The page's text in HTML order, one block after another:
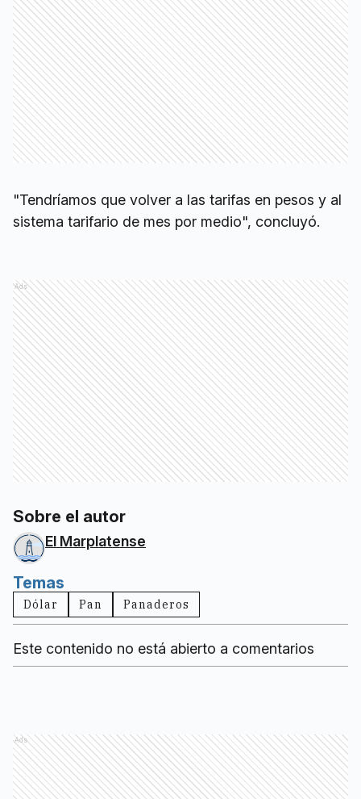
"Tendríamos que volver a las tarifas en pesos y al
sistema tarifario de mes por medio", concluyó.
Ads
Sobre el autor
El Marplatense
Temas
Dólar Pan Panaderos
Este contenido no está abierto a comentarios
Ads